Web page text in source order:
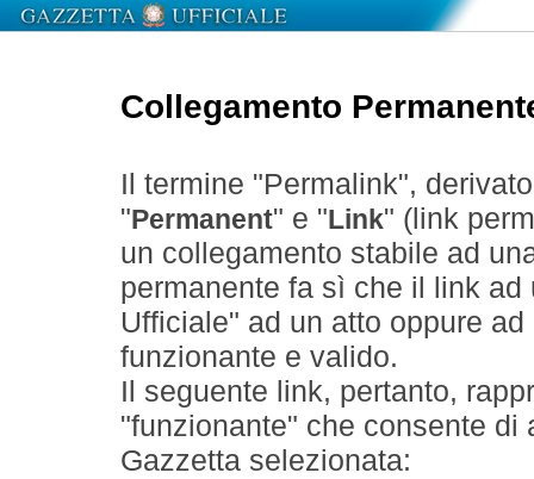
Collegamento
Il termine "Permalink",
" Permanent" e " Link" (link
un collegamento stabile ad
permanente fa sì che il link
Ufficiale" ad un atto oppure
funzionante e valido.
Il seguente link, pertanto,
"funzionante" che consente
Gazzetta selezionata: